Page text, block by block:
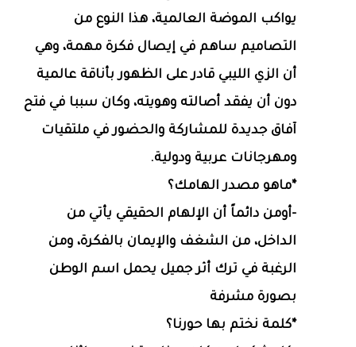
يواكب الموضة العالمية، هذا النوع من
التصاميم ساهم في إيصال فكرة مهمة، وهي
أن الزي الليبي قادر على الظهور بأناقة عالمية
دون أن يفقد أصالته وهويته، وكان سببا في فتح
آفاق جديدة للمشاركة والحضور في ملتقيات
ومهرجانات عربية ودولية.
*ماهو مصدر الهامك؟
-أومن دائماً أن الإلهام الحقيقي يأتي من
الداخل، من الشغف والإيمان بالفكرة، ومن
الرغبة في ترك أثر جميل يحمل اسم الوطن
بصورة مشرفة
*كلمة نختم بها حورنا؟